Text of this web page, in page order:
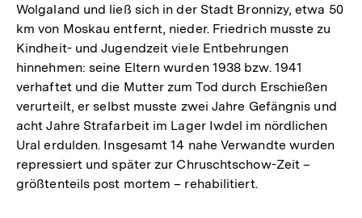
Wolgaland und ließ sich in der Stadt Bronnizy, etwa 50
km von Moskau entfernt, nieder. Friedrich musste zu
Kindheit- und Jugendzeit viele Entbehrungen
hinnehmen: seine Eltern wurden 1938 bzw. 1941
verhaftet und die Mutter zum Tod durch Erschießen
verurteilt, er selbst musste zwei Jahre Gefängnis und
acht Jahre Strafarbeit im Lager Iwdel im nördlichen
Ural erdulden. Insgesamt 14 nahe Verwandte wurden
repressiert und später zur Chruschtschow-Zeit –
größtenteils post mortem – rehabilitiert.